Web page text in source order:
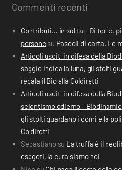
Commenti recenti
Contributi… in salita – Di terre,
persone su Pascoli di carta. Le
Articoli usciti in difesa della
saggio indica la luna, gli stolti
regala il Bio alla Coldiretti
Articoli usciti in difesa della
scientismo odierno -
gli stolti guardano i corni e la
Coldiretti
Sebastiano su La truffa è il
esegeti, la cura siamo noi